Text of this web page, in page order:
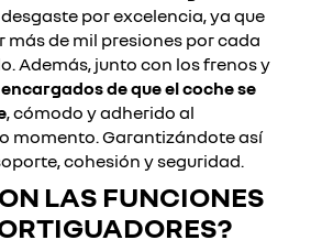
por excelencia, ya que
de mil presiones por cada
Además, junto con los frenos y
encargados de que el coche se
, cómodo y adherido al
momento. Garantizándote así
cohesión y seguridad.
LAS FUNCIONES